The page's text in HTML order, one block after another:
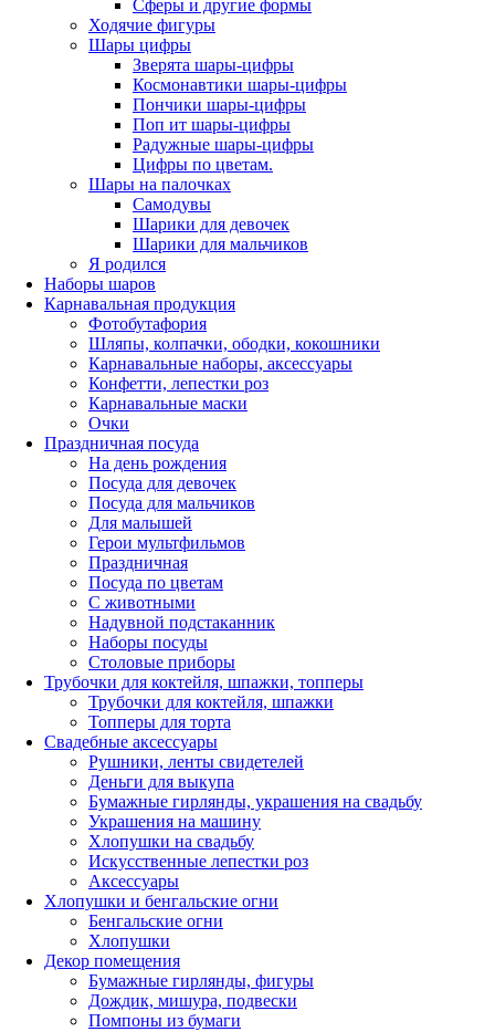
Сферы и другие формы
Ходячие фигуры
Шары цифры
Зверята шары-цифры
Космонавтики шары-цифры
Пончики шары-цифры
Поп ит шары-цифры
Радужные шары-цифры
Цифры по цветам.
Шары на палочках
Самодувы
Шарики для девочек
Шарики для мальчиков
Я родился
Наборы шаров
Карнавальная продукция
Фотобутафория
Шляпы, колпачки, ободки, кокошники
Карнавальные наборы, аксессуары
Конфетти, лепестки роз
Карнавальные маски
Очки
Праздничная посуда
На день рождения
Посуда для девочек
Посуда для мальчиков
Для малышей
Герои мультфильмов
Праздничная
Посуда по цветам
С животными
Надувной подстаканник
Наборы посуды
Столовые приборы
Трубочки для коктейля, шпажки, топперы
Трубочки для коктейля, шпажки
Топперы для торта
Свадебные аксессуары
Рушники, ленты свидетелей
Деньги для выкупа
Бумажные гирлянды, украшения на свадьбу
Украшения на машину
Хлопушки на свадьбу
Искусственные лепестки роз
Аксессуары
Хлопушки и бенгальские огни
Бенгальские огни
Хлопушки
Декор помещения
Бумажные гирлянды, фигуры
Дождик, мишура, подвески
Помпоны из бумаги